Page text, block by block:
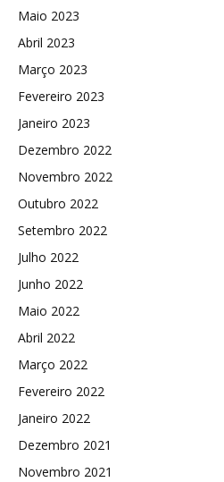
Maio 2023
Abril 2023
Março 2023
Fevereiro 2023
Janeiro 2023
Dezembro 2022
Novembro 2022
Outubro 2022
Setembro 2022
Julho 2022
Junho 2022
Maio 2022
Abril 2022
Março 2022
Fevereiro 2022
Janeiro 2022
Dezembro 2021
Novembro 2021